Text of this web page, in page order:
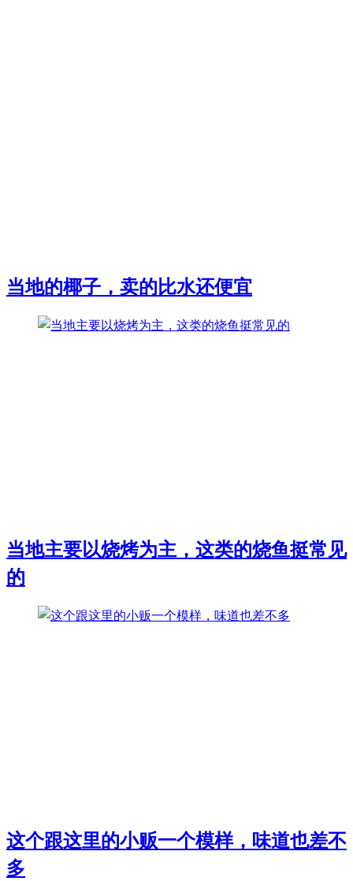
当地的椰子，卖的比水还便宜
当地主要以烧烤为主，这类的烧鱼挺常见
的
这个跟这里的小贩一个模样，味道也差不
多